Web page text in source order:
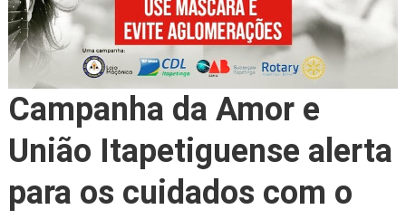
Campanha da Amor e
União Itapetiguense alerta
para os cuidados com o